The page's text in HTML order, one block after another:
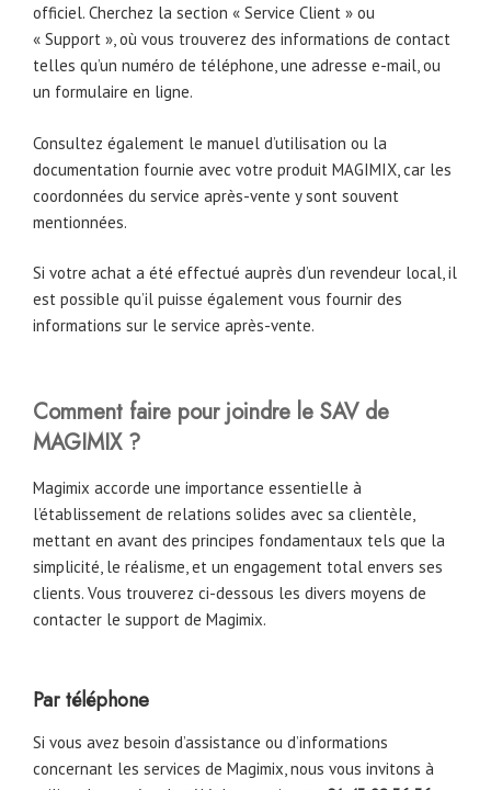
officiel. Cherchez la section « Service Client » ou
« Support », où vous trouverez des informations de contact
telles qu’un numéro de téléphone, une adresse e-mail, ou
un formulaire en ligne.
Consultez également le manuel d’utilisation ou la
documentation fournie avec votre produit MAGIMIX, car les
coordonnées du service après-vente y sont souvent
mentionnées.
Si votre achat a été effectué auprès d’un revendeur local, il
est possible qu’il puisse également vous fournir des
informations sur le service après-vente.
Comment faire pour joindre le SAV de
MAGIMIX ?
Magimix accorde une importance essentielle à
l’établissement de relations solides avec sa clientèle,
mettant en avant des principes fondamentaux tels que la
simplicité, le réalisme, et un engagement total envers ses
clients. Vous trouverez ci-dessous les divers moyens de
contacter le support de Magimix.
Par téléphone
Si vous avez besoin d’assistance ou d’informations
concernant les services de Magimix, nous vous invitons à